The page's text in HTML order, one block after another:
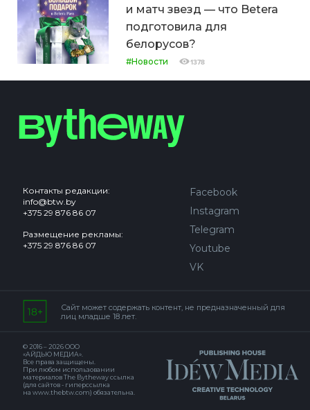
и матч звезд — что Betera
подготовила для
белорусов?
#Новости 1378
Контакты редакции:
info@btw.by
+375 29 876 86 07
Размещение рекламы:
+375 29 876 86 07
Facebook
Instagram
Telegram
Youtube
VK
Сайт может содержать контент, не предназначенный для
лиц младше 18 лет.
© 2016 – 2026 ООО
«АЙДЬЮ МЕДИА».
Все права защищены.
При любом использовании
материалов The Bytheway ссылка
(для сайтов - гиперссылка
на www.thebtw.com) обязательна.